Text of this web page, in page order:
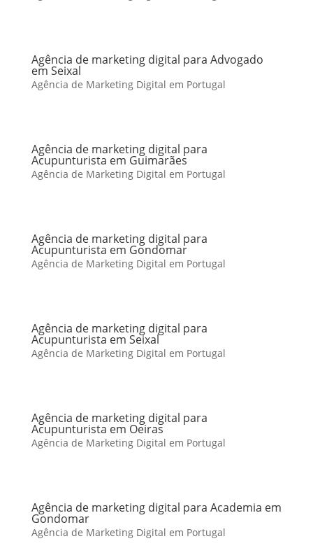
Agência de marketing digital para Advogado
em Seixal
Agência de Marketing Digital em Portugal
Agência de marketing digital para
Acupunturista em Guimarães
Agência de Marketing Digital em Portugal
Agência de marketing digital para
Acupunturista em Gondomar
Agência de Marketing Digital em Portugal
Agência de marketing digital para
Acupunturista em Seixal
Agência de Marketing Digital em Portugal
Agência de marketing digital para
Acupunturista em Oeiras
Agência de Marketing Digital em Portugal
Agência de marketing digital para Academia em
Gondomar
Agência de Marketing Digital em Portugal